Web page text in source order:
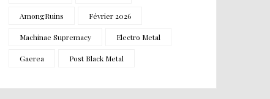
AmongRuins Février 2026
Machinae Supremacy Electro Metal
Gaerea Post Black Metal